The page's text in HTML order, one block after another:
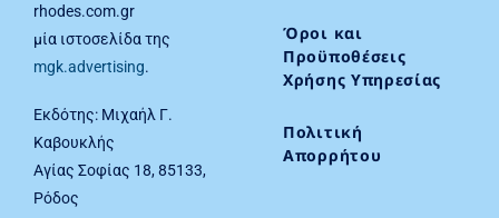
rhodes.com.gr
μία ιστοσελίδα της
mgk.advertising.
Εκδότης: Μιχαήλ Γ.
Καβουκλής
Αγίας Σοφίας 18, 85133,
Ρόδος
Όροι και
Προϋποθέσεις
Χρήσης Υπηρεσίας
Πολιτική
Απορρήτου